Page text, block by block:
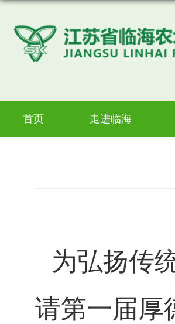
首页 走进临海
为弘扬传
请第一届厚